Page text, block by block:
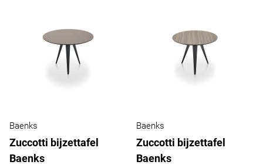
Baenks
Zuccotti bijzettafel
Baenks
Baenks
Zuccotti bijzettafel
Baenks